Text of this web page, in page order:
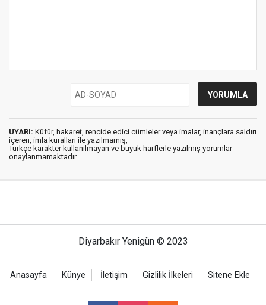
UYARI: Küfür, hakaret, rencide edici cümleler veya imalar, inançlara saldırı
içeren, imla kuralları ile yazılmamış,
Türkçe karakter kullanılmayan ve büyük harflerle yazılmış yorumlar
onaylanmamaktadır.
Diyarbakır Yenigün © 2023
Anasayfa Künye İletişim Gizlilik İlkeleri Sitene Ekle